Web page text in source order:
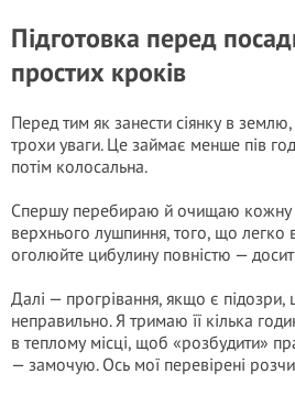
Підготовка перед
простих кроків
Перед тим як занести сіянку в
трохи уваги. Це займає менше пів
потім колосальна.
Спершу перебираю й очищаю кожну
верхнього лушпиння, того, що легко
оголюйте цибулину повністю —
Далі — прогрівання, якщо є підозри,
неправильно. Я тримаю її кілька
в теплому місці, щоб «розбудити»
— замочую. Ось мої перевірені